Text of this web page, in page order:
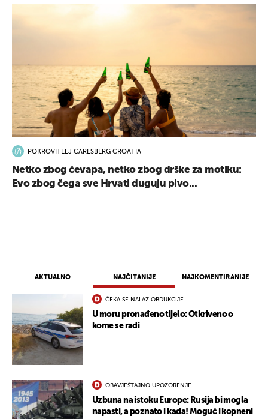
AKTUALNO NAJČITANIJE NAJKOMENTIRANIJE
ČEKA SE NALAZ OBDUKCIJE
U moru pronađeno tijelo: Otkriveno o
kome se radi
OBAVJEŠTAJNO UPOZORENJE
Uzbuna na istoku Europe: Rusija bi mogla
napasti, a poznato i kada! Moguć i kopneni
POKROVITELJ CARLSBERG CROATIA
Netko zbog ćevapa, netko zbog drške za motiku:
Evo zbog čega sve Hrvati duguju pivo...
UKLJUČITE NOTIFIKACIJE